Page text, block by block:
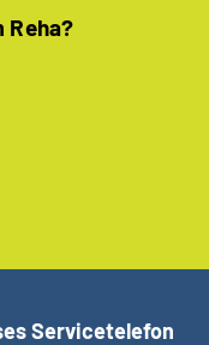
Reha?
Servicetelefon